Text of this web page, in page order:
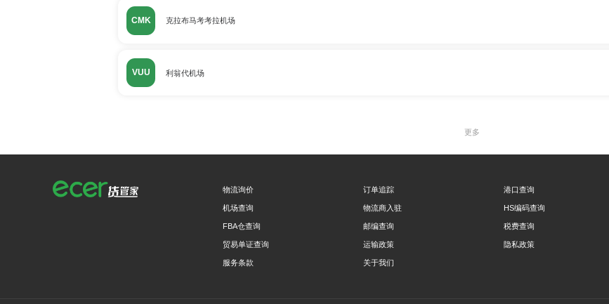
CMK 克拉布马考考拉机场
VUU 利翁代机场
更多
物流询价 订单追踪 港口查询
机场查询 物流商入驻 HS编码查询
FBA仓查询 邮编查询 税费查询
贸易单证查询 运输政策 隐私政策
服务条款 关于我们